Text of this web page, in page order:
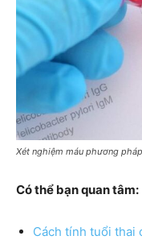
Xét nghiệm máu phương
Có thể bạn quan tâm:
Cách tính tuổi thai